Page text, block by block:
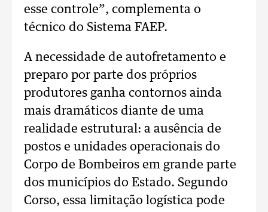
esse controle”, complementa o
técnico do Sistema FAEP.
A necessidade de autofretamento e
preparo por parte dos próprios
produtores ganha contornos ainda
mais dramáticos diante de uma
realidade estrutural: a ausência de
postos e unidades operacionais do
Corpo de Bombeiros em grande parte
dos municípios do Estado. Segundo
Corso, essa limitação logística pode